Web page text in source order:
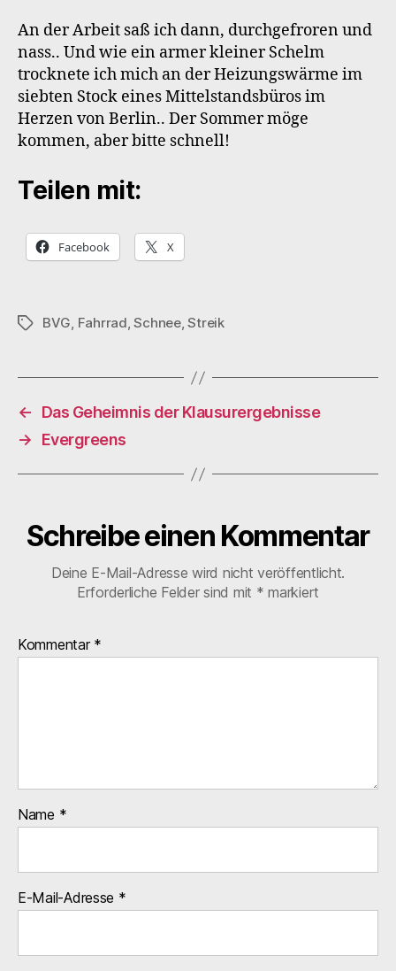
An der Arbeit saß ich dann, durchgefroren und
nass.. Und wie ein armer kleiner Schelm
trocknete ich mich an der Heizungswärme im
siebten Stock eines Mittelstandsbüros im
Herzen von Berlin.. Der Sommer möge
kommen, aber bitte schnell!
Teilen mit:
Facebook X
Schlagwörter
BVG, Fahrrad,Schnee,Streik
←
Das Geheimnis der Klausurergebnisse
→
Evergreens
Schreibe einen Kommentar
Deine E-Mail-Adresse wird nicht veröffentlicht.
Erforderliche Felder sind mit * markiert
Kommentar *
Name *
E-Mail-Adresse *